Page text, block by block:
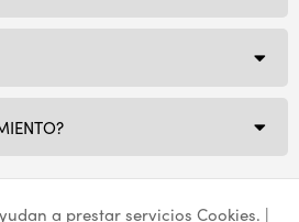
a prestar servicios Cookies. |